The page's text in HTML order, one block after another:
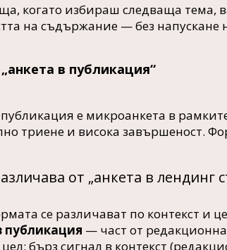
когато избираш следваща тема,
на съдържание — без напускане
в публикация“
е микроанкета в
триене и висока завършеност.
от „анкета в лендинг
се различават по контекст и
публикация — част от
бърз сигнал в контекст